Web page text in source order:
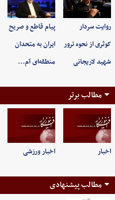
روایت سردار
کوثری از نحوه ترور
شهید لاریجانی
پیام قاطع و صریح
ایران به متحدان
منطقه‌ای آم…
مطالب برتر
اخبار اخبار ورزشی
مطالب پیشنهادی